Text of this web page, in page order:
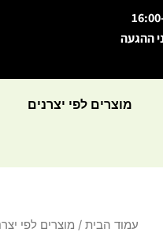
מוצרים לפי יצרנים
עמוד הבית / מוצרים לפי
כמות